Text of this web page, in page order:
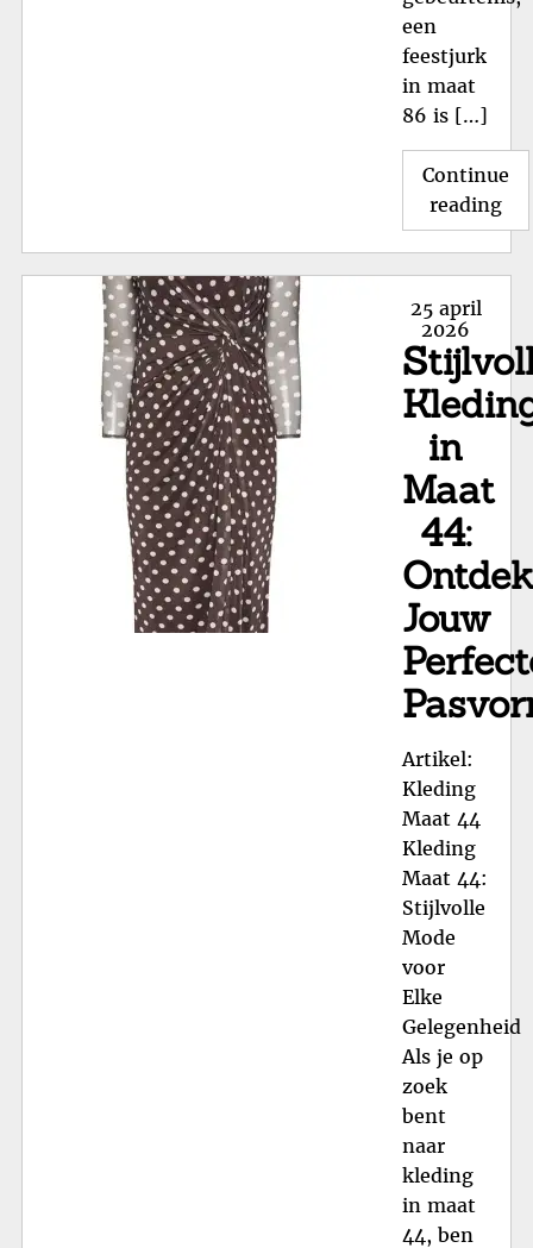
een
feestjurk
in maat
86 is […]
Continue
reading
in
86
Posted
on
25 april
2026
in
Maat
44:
Ontdek
Jouw
Artikel:
Kleding
Maat 44
Kleding
Maat 44:
Stijlvolle
Mode
voor
Elke
Gelegenheid
Als je op
zoek
bent
naar
kleding
in maat
44, ben